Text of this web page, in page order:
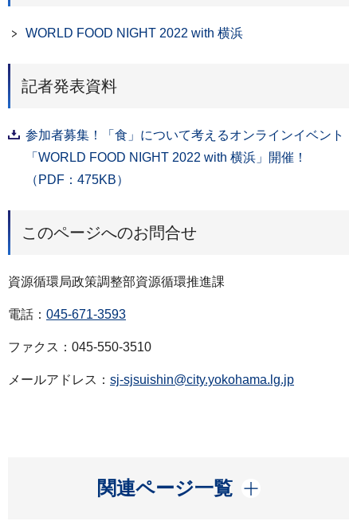
WORLD FOOD NIGHT 2022 with 横浜
記者発表資料
参加者募集！「食」について考えるオンラインイベント
「WORLD FOOD NIGHT 2022 with 横浜」開催！
（PDF：475KB）
このページへのお問合せ
資源循環局政策調整部資源循環推進課
電話： 045-671-3593
ファクス：045-550-3510
メールアドレス： sj-sjsuishin@city.yokohama.lg.jp
関連ページ一覧
開く